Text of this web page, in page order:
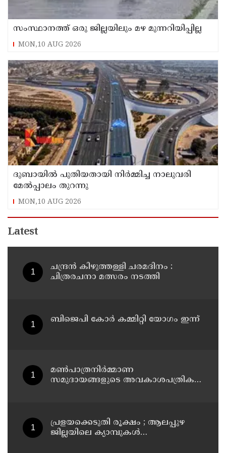
സംസ്ഥാനത്ത് ഒരു ജില്ലയിലും മഴ മുന്നറിയിപ്പില്ല
MON,10 AUG 2026
ദുബായില്‍ പുതിയതായി നിര്‍മ്മിച്ച നാലുവരി
മേല്‍പ്പാലം തുറന്നു
MON,10 AUG 2026
Latest
ചന്ദ്രൻ കിഴുത്തള്ളി ചരമദിനം :
ചിത്രരചനാ മത്സരം നടത്തി
ബിജെപി കോർ കമ്മിറ്റി യോഗം ഇന്ന്
മൺപാത്രനിർമ്മാണ
സമുദായങ്ങളുടെ അവകാശപത്രിക
പ്രളയക്കെടുതി രൂക്ഷം ; ആലപ്പുഴ
ജില്ലയിലെ ക്യാമ്പുകൾ